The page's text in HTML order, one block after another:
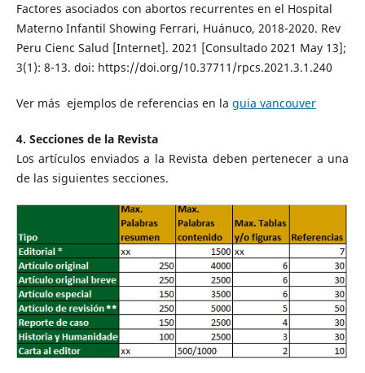
Factores asociados con abortos recurrentes en el Hospital
Materno Infantil Showing Ferrari, Huánuco, 2018-2020. Rev
Peru Cienc Salud [Internet]. 2021 [Consultado 2021 May 13];
3(1): 8-13. doi: https://doi.org/10.37711/rpcs.2021.3.1.240
Ver más ejemplos de referencias en la guia vancouver
4. Secciones de la Revista
Los artículos enviados a la Revista deben pertenecer a una
de las siguientes secciones.